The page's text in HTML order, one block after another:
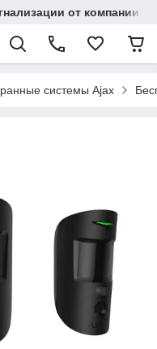
от компании
системы Ajax